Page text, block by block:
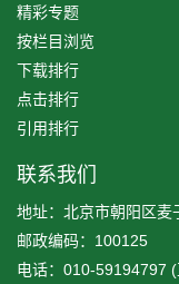
精彩专题
按栏目浏览
下载排行
点击排行
引用排行
联系我们
地址：北京市朝阳区麦
邮政编码：100125
电话：010-59194797